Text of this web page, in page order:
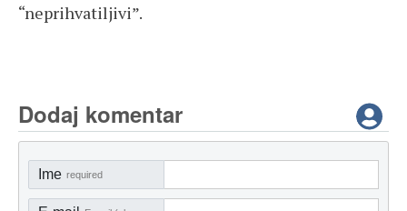
“neprihvatiljivi”.
Dodaj komentar
Ime required